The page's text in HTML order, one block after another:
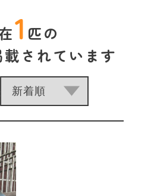
1 匹の
されています